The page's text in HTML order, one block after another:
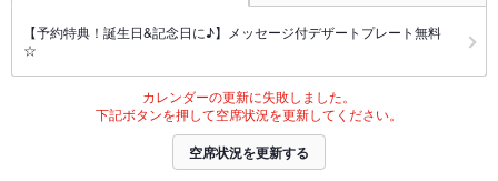
【予約特典！誕生日&記念日に♪】メッセージ付デザートプレート無料
☆
カレンダーの更新に失敗しました。
下記ボタンを押して空席状況を更新してください。
空席状況を更新する